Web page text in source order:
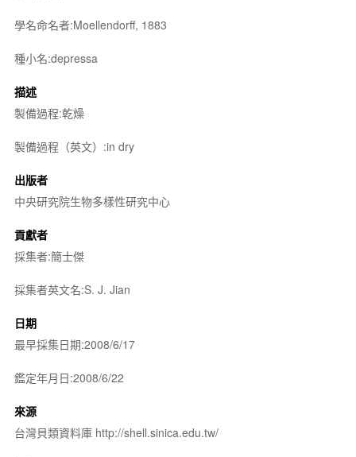
學名命名者:Moellendorff, 1883
種小名:depressa
描述
製備過程:乾燥
製備過程（英文）:in dry
出版者
中央研究院生物多樣性研究中心
貢獻者
採集者:簡士傑
採集者英文名:S. J. Jian
日期
最早採集日期:2008/6/17
鑑定年月日:2008/6/22
來源
台灣貝類資料庫 http://shell.sinica.edu.tw/